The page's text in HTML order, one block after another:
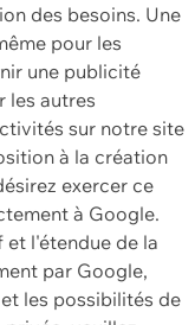
des besoins. Une
pour les
une publicité
les autres
sur notre site
à la création
exercer ce
à Google.
l'étendue de la
par Google,
les possibilités de